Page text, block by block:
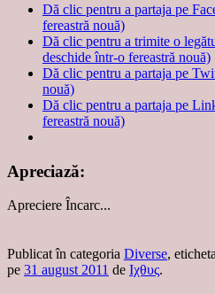
Dă clic pentru a partaja pe
fereastră nouă)
Dă clic pentru a trimite o
deschide într-o fereastră nouă)
Dă clic pentru a partaja pe
nouă)
Dă clic pentru a partaja pe
fereastră nouă)
Apreciază:
Apreciere Încarc...
Publicat în categoria Diverse,
pe 31 august 2011 de Ιχθυς.